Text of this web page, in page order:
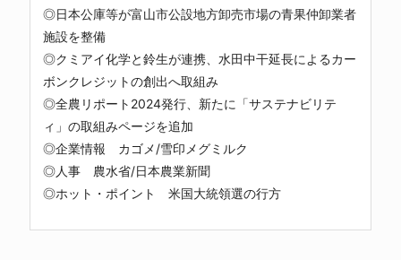
◎日本公庫等が富山市公設地方卸売市場の青果仲卸業者
施設を整備
◎クミアイ化学と鈴生が連携、水田中干延長によるカー
ボンクレジットの創出へ取組み
◎全農リポート2024発行、新たに「サステナビリテ
ィ」の取組みページを追加
◎企業情報 カゴメ/雪印メグミルク
◎人事 農水省/日本農業新聞
◎ホット・ポイント 米国大統領選の行方